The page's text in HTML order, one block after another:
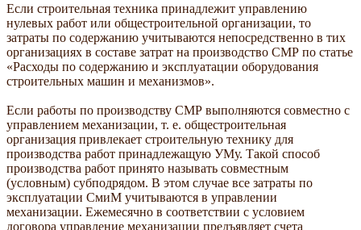
Если строительная техника принадлежит управлению
нулевых работ или общестроительной организации, то
затраты по содержанию учитываются непосредственно в тих
организациях в составе затрат на производство СМР по статье
«Расходы по содержанию и эксплуатации оборудования
строительных машин и механизмов».
Если работы по производству СМР выполняются совместно с
управлением механизации, т. е. общестроительная
организация привлекает строительную технику для
производства работ принадлежащую УМу. Такой способ
производства работ принято называть совместным
(условным) субподрядом. В этом случае все затраты по
эксплуатации СмиМ учитываются в управлении
механизации. Ежемесячно в соответствии с условием
договора управление механизации предъявляет счета